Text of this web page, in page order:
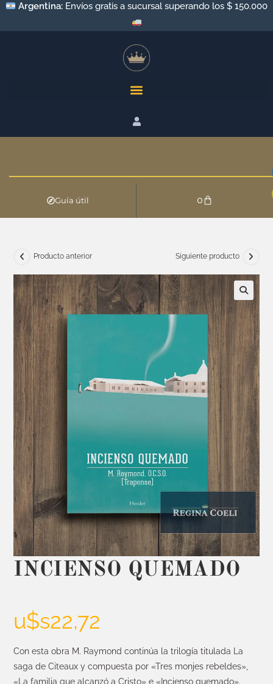
Argentina: Envíos gratis a sucursal superando los $ 150.000
Guía útil 0
Producto anterior Siguiente producto
INCIENSO QUEMADO
u$s22,72
Con esta obra M. Raymond continúa la trilogía titulada La
saga de Citeaux y compuesta por «Tres monjes rebeldes»,
«La familia que alcanzó a Cristo» e «Incienso quemado».